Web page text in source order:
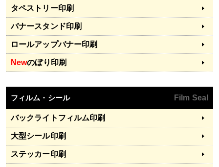
タペストリー印刷
バナースタンド印刷
ロールアップバナー印刷
Newのぼり印刷
フィルム・シール Film Seal
バックライトフィルム印刷
大型シール印刷
ステッカー印刷